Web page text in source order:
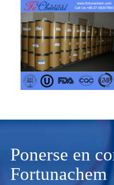
Ponerse en
Fortunachem